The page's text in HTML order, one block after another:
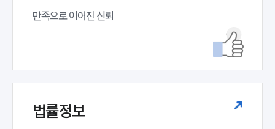
만족으로 이어진 신뢰
법률정보